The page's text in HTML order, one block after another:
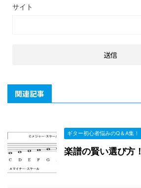
サイト
関連記事
ギター初心者悩みのQ＆A集！
楽譜の賢い選び方！